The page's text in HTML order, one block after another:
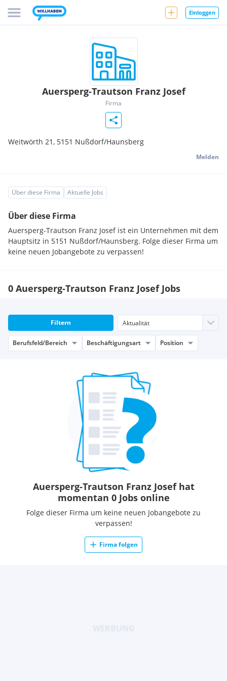
Einloggen
Auersperg-Trautson Franz Josef
Firma
Weitwörth 21, 5151 Nußdorf/Haunsberg
Melden
Über diese Firma Aktuelle Jobs
Über diese Firma
Auersperg-Trautson Franz Josef ist ein Unternehmen mit dem
Hauptsitz in 5151 Nußdorf/Haunsberg. Folge dieser Firma um
keine neuen Jobangebote zu verpassen!
0 Auersperg-Trautson Franz Josef Jobs
Filtern
Berufsfeld/Bereich Beschäftigungsart Position
Auersperg-Trautson Franz Josef hat
momentan 0 Jobs online
Folge dieser Firma um keine neuen Jobangebote zu
verpassen!
Firma folgen